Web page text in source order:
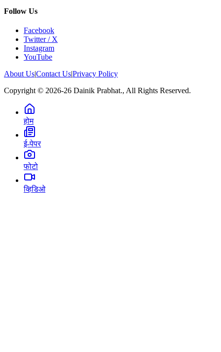
Follow Us
Facebook
Twitter / X
Instagram
YouTube
About Us|Contact Us|Privacy Policy
Copyright © 2026-26 Dainik Prabhat., All Rights Reserved.
होम
ई-पेपर
फोटो
व्हिडिओ